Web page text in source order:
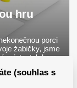
hru
porci
žabičky, jsme
místa, tak kam
(souhlas s